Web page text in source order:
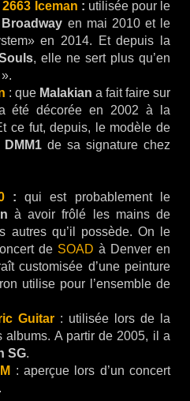
Iceman : utilisée pour le
en mai 2010 et le
en 2014. Et depuis la
, elle ne sert plus qu’en
: que Malakian a fait faire sur
été décorée en 2002 à la
ce fut, depuis, le modèle de
DMM1de sa signature chez
:qui est probablement le
à avoir frôlé les mains de
autres qu’il possède. On le
de SOAD à Denver en
customisée d’une peinture
utilise pour l’ensemble de
Guitar : utilisée lors de la
albums. A partir de 2005, il a
SG.
: aperçue lors d’un concert